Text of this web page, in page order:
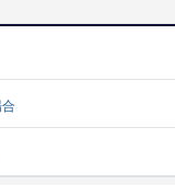
ち記事・相談室など